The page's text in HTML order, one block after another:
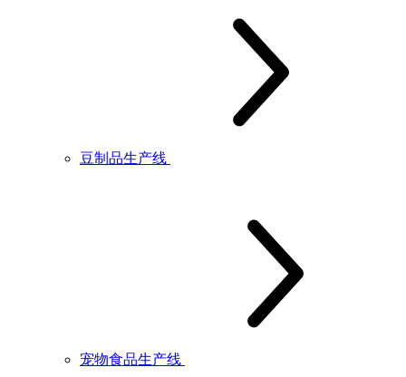
豆制品生产线
宠物食品生产线